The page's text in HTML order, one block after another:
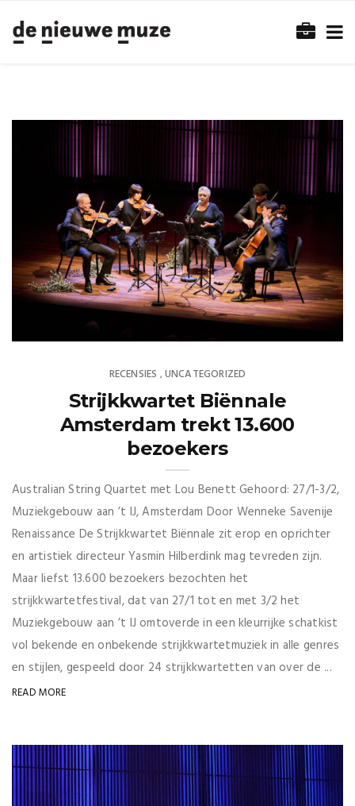
RECENSIES ,UNCATEGORIZED
Strijkkwartet Biënnale
Amsterdam trekt 13.600
bezoekers
Australian String Quartet met Lou Benett Gehoord: 27/1-3/2,
Muziekgebouw aan ’t IJ, Amsterdam Door Wenneke Savenije
Renaissance De Strijkkwartet Biënnale zit erop en oprichter
en artistiek directeur Yasmin Hilberdink mag tevreden zijn.
Maar liefst 13.600 bezoekers bezochten het
strijkkwartetfestival, dat van 27/1 tot en met 3/2 het
Muziekgebouw aan ’t IJ omtoverde in een kleurrijke schatkist
vol bekende en onbekende strijkkwartetmuziek in alle genres
en stijlen, gespeeld door 24 strijkkwartetten van over de ...
READ MORE